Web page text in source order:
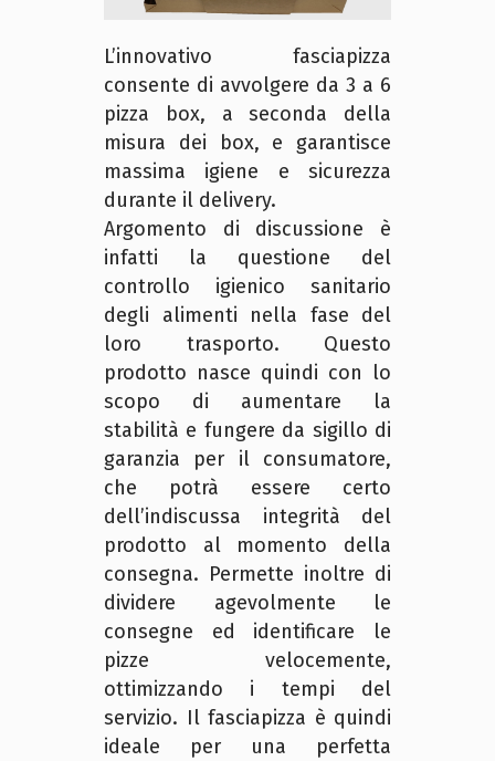
L’innovativo fasciapizza
consente di avvolgere da 3 a 6
pizza box, a seconda della
misura dei box, e garantisce
massima igiene e sicurezza
durante il delivery.
Argomento di discussione è
infatti la questione del
controllo igienico sanitario
degli alimenti nella fase del
loro trasporto. Questo
prodotto nasce quindi con lo
scopo di aumentare la
stabilità e fungere da sigillo di
garanzia per il consumatore,
che potrà essere certo
dell’indiscussa integrità del
prodotto al momento della
consegna. Permette inoltre di
dividere agevolmente le
consegne ed identificare le
pizze velocemente,
ottimizzando i tempi del
servizio. Il fasciapizza è quindi
ideale per una perfetta